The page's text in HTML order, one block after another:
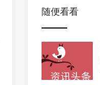
随便看看